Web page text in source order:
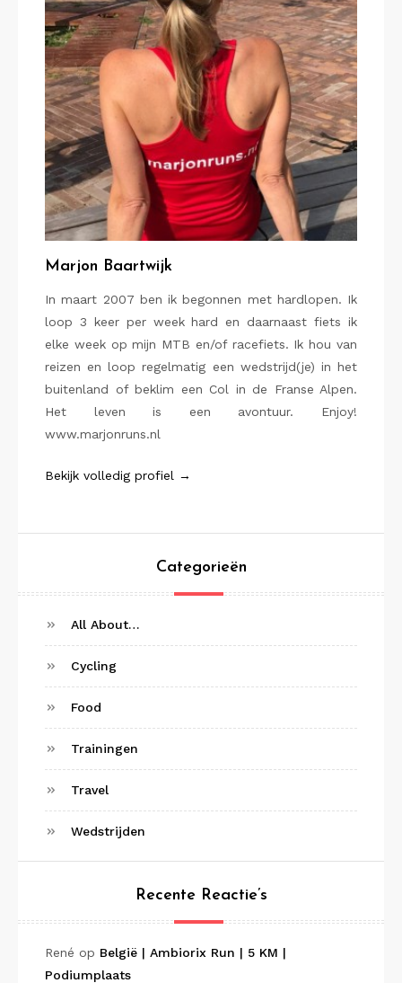
Marjon Baartwijk
In maart 2007 ben ik begonnen met hardlopen. Ik
loop 3 keer per week hard en daarnaast fiets ik
elke week op mijn MTB en/of racefiets. Ik hou van
reizen en loop regelmatig een wedstrijd(je) in het
buitenland of beklim een Col in de Franse Alpen.
Het leven is een avontuur. Enjoy!
www.marjonruns.nl
Bekijk volledig profiel →
Categorieën
All About…
Cycling
Food
Trainingen
Travel
Wedstrijden
Recente Reactie’s
René op België | Ambiorix Run | 5 KM |
Podiumplaats